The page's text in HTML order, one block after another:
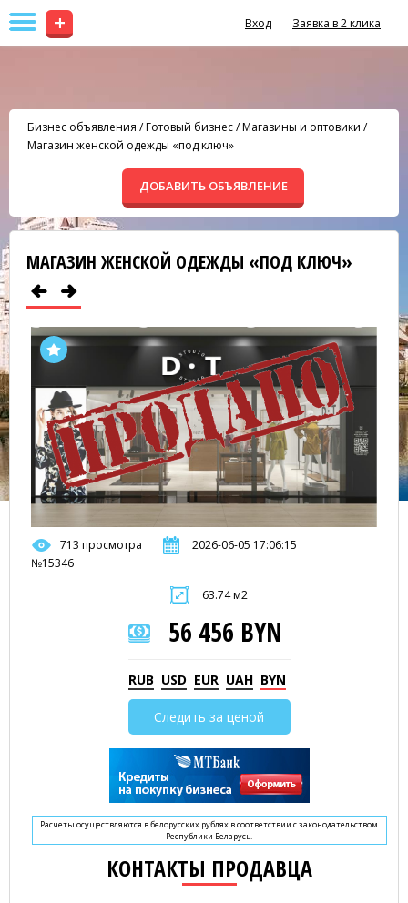
+ Вход Заявка в 2 клика
Бизнес объявления /Готовый бизнес/Магазины и оптовики /
Магазин женской одежды «под ключ»
ДОБАВИТЬ ОБЪЯВЛЕНИЕ
МАГАЗИН ЖЕНСКОЙ ОДЕЖДЫ «ПОД КЛЮЧ»
713 просмотра
2026-06-05 17:06:15
№15346
63.74 м2
56 456 BYN
RUB USD EUR UAH BYN
Следить за ценой
Расчеты осуществляются в белорусских рублях в соответствии с законодательством
Республики Беларусь.
КОНТАКТЫ ПРОДАВЦА